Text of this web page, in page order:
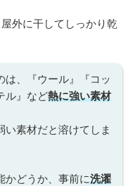
外に干してしっかり乾
は、『ウール』『コッ
ル』など熱に強い素材
い素材だと溶けてしま
かどうか、事前に洗濯